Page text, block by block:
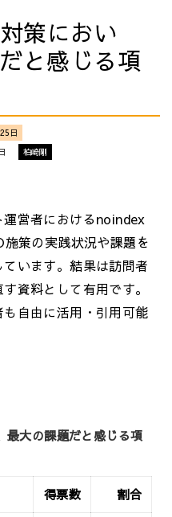
策におい
と感じる項
日
柏崎剛
営者におけるnoindex
策の実践状況や課題を
います。結果は訪問者
資料として有用です。
自由に活用・引用可能
最大の課題だと感じる項
得票数 割合